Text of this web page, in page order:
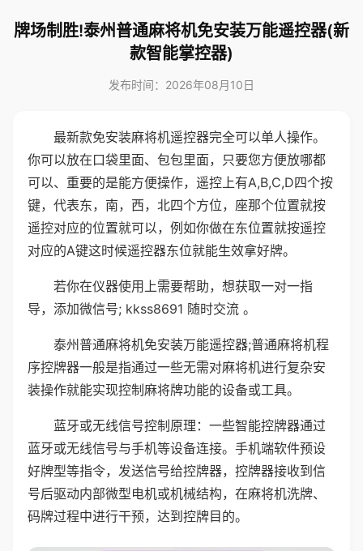
牌场制胜!泰州普通麻将机免安装万能遥控器(新
款智能掌控器)
发布时间：2026年08月10日
最新款免安装麻将机遥控器完全可以单人操作。
你可以放在口袋里面、包包里面，只要您方便放哪都
可以、重要的是能方便操作，遥控上有A,B,C,D四个按
键，代表东，南，西，北四个方位，座那个位置就按
遥控对应的位置就可以，例如你做在东位置就按遥控
对应的A键这时候遥控器东位就能生效拿好牌。
若你在仪器使用上需要帮助，想获取一对一指
导，添加微信号; kkss8691 随时交流 。
泰州普通麻将机免安装万能遥控器;普通麻将机程
序控牌器一般是指通过一些无需对麻将机进行复杂安
装操作就能实现控制麻将牌功能的设备或工具。
蓝牙或无线信号控制原理：一些智能控牌器通过
蓝牙或无线信号与手机等设备连接。手机端软件预设
好牌型等指令，发送信号给控牌器，控牌器接收到信
号后驱动内部微型电机或机械结构，在麻将机洗牌、
码牌过程中进行干预，达到控牌目的。